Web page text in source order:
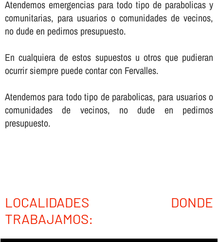
Atendemos emergencias para todo tipo de parabolicas y
comunitarias, para usuarios o comunidades de vecinos,
no dude en pedirnos presupuesto.
En cualquiera de estos supuestos u otros que pudieran
ocurrir siempre puede contar con Fervalles.
Atendemos para todo tipo de parabolicas, para usuarios o
comunidades de vecinos, no dude en pedirnos
presupuesto.
LOCALIDADES DONDE
TRABAJAMOS: